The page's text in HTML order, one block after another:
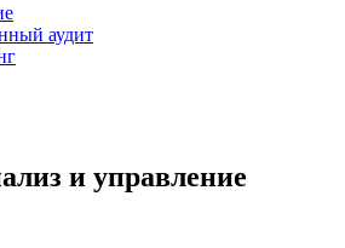
аудит
и управление